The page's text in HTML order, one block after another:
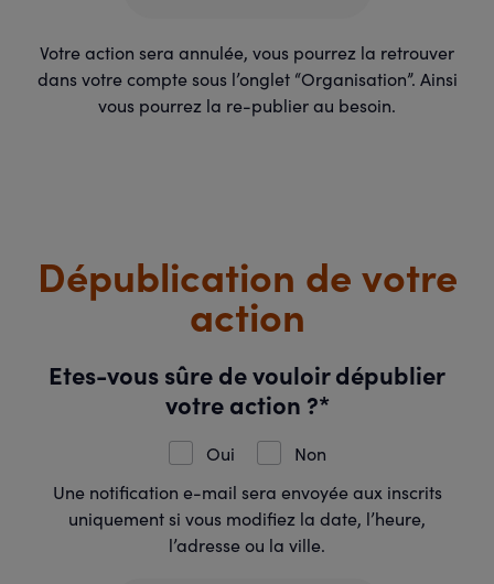
Votre action sera annulée, vous pourrez la retrouver
dans votre compte sous l’onglet “Organisation”. Ainsi
vous pourrez la re-publier au besoin.
Dépublication de votre
action
Etes-vous sûre de vouloir dépublier
votre action ?*
Oui
Non
Une notification e-mail sera envoyée aux inscrits
uniquement si vous modifiez la date, l’heure,
l’adresse ou la ville.